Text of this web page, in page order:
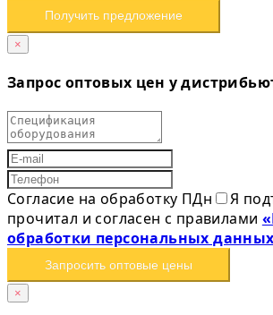
Получить предложение
×
Запрос оптовых цен у
Согласие на обработку ПДн
Я
прочитал и согласен с правилами
обработки персональных
Запросить оптовые цены
×